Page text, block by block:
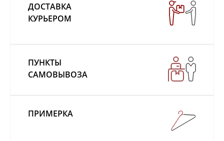
ДОСТАВКА
КУРЬЕРОМ
ПУНКТЫ
САМОВЫВОЗА
ПРИМЕРКА